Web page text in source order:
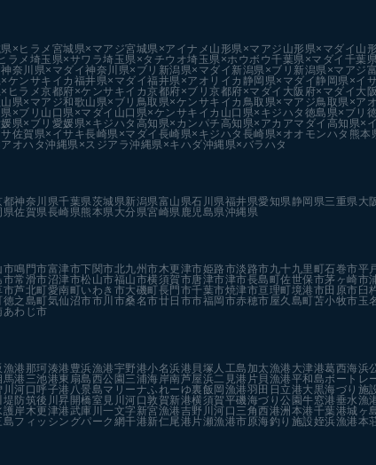
×ヒラメ 宮城県×マアジ宮城県×アイナメ 山形県×マアジ 山形県×マダイ 山
ラメ 埼玉県×サワラ埼玉県×タチウオ埼玉県×ホウボウ千葉県×マダイ 千葉
神奈川県×マダイ神奈川県×ブリ 新潟県×マダイ 新潟県×ブリ 新潟県×マアジ
ケンサキイカ 福井県×マダイ福井県×アオリイカ 静岡県×マダイ 静岡県×イ
ヒラメ京都府×ケンサキイカ京都府×ブリ 京都府×マダイ 大阪府×マダイ 大
県×マアジ和歌山県×ブリ 鳥取県×ケンサキイカ 鳥取県×マアジ鳥取県×ア
×ブリ 山口県×マダイ 山口県×ケンサキイカ 山口県×キジハタ 徳島県×ブリ
県×ブリ 愛媛県×キジハタ 高知県×カンパチ高知県×アカアマダイ 高知県×
佐賀県×イサキ長崎県×マダイ 長崎県×キジハタ 長崎県×オオモンハタ 熊本
オハタ沖縄県×スジアラ沖縄県×キハダ沖縄県×バラハタ
都神奈川県千葉県茨城県新潟県富山県石川県福井県愛知県静岡県三重県大
県佐賀県長崎県熊本県大分県宮崎県鹿児島県沖縄県
市鳴門市富津市下関市北九州市木更津市姫路市淡路市九十九里町石巻市平
市常滑市沼津市松山市福山市横須賀市唐津市津市長島町佐世保市茅ヶ崎市
市芦北町愛南町いわき市大磯町長門市千葉市焼津市亘理町境港市田原市 臼
徳之島町気仙沼市市川市桑名市廿日市市福岡市赤穂市屋久島町苫小牧市玉
あわじ市
漁港 那珂湊港 豊浜漁港宇野港小名浜港 貝塚人工島 加太漁港 大津港葛西海浜
馬港 三池港東扇島西公園 三浦海岸南芦屋浜二見港 片貝漁港平和島ボートレ
川河口 呼子港 八景島マリーナふれーゆ裏飯岡漁港羽田 日立港大黒海づり施
堤防筑後川昇開橋室見川河口敦賀新港横須賀平磯海づり公園牛窓港垂水漁
護岸木更津港武庫川一文字 新宮漁港吉野川河口 三角西港洲本港千葉港城ヶ
島フィッシングパーク 網干港新仁尾港 片瀬漁港市原海釣り施設姪浜漁港本